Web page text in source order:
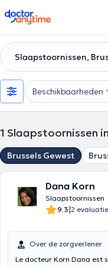
doctoranytime
Slaapstoornissen,
Beschikbaarheden
1 Slaapstoornissen
Brussels Gewest
Dana Korn
Slaapstoornissen
9.3|2
Over de zorgverlener
Le docteur Korn Dana est